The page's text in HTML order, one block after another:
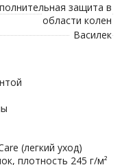
защита в
области колен
Василек
(легкий уход)
плотность 245 г/м²